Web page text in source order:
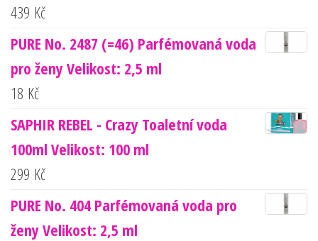
439 Kč
PURE No. 2487 (=46) Parfémovaná voda
pro ženy Velikost: 2,5 ml
18 Kč
SAPHIR REBEL - Crazy Toaletní voda
100ml Velikost: 100 ml
299 Kč
PURE No. 404 Parfémovaná voda pro
ženy Velikost: 2,5 ml